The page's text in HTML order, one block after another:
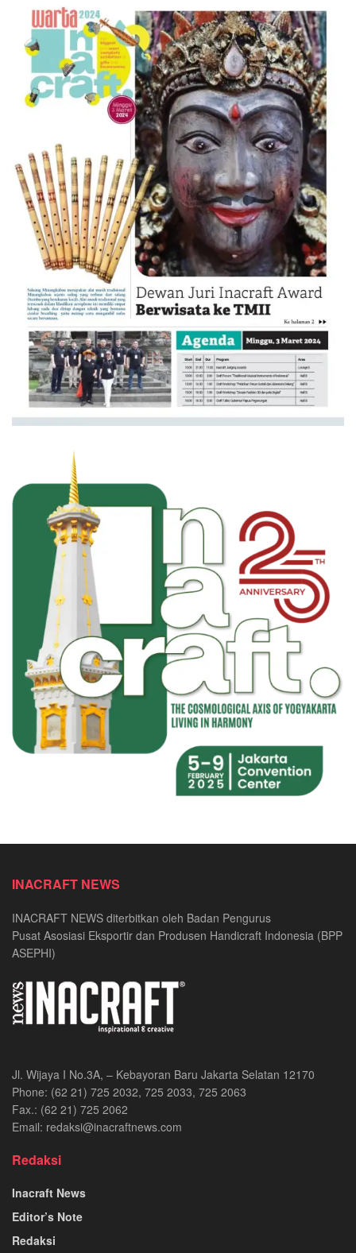
INACRAFT NEWS
INACRAFT NEWS diterbitkan oleh Badan Pengurus
Pusat Asosiasi Eksportir dan Produsen Handicraft Indonesia (BPP
ASEPHI)
Jl. Wijaya I No.3A, – Kebayoran Baru Jakarta Selatan 12170
Phone: (62 21) 725 2032, 725 2033, 725 2063
Fax.: (62 21) 725 2062
Email: redaksi@inacraftnews.com
Redaksi
Inacraft News
Editor’s Note
Redaksi